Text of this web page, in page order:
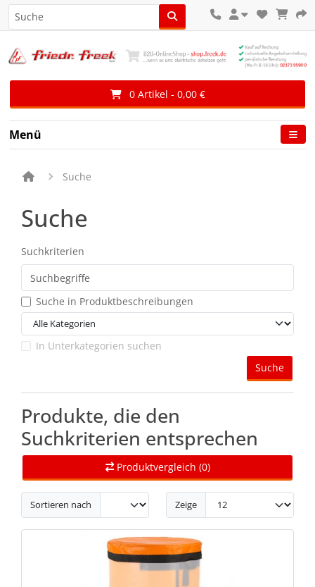
0 Artikel - 0,00 €
Menü
Suche
Suche
Suchkriterien
Suche in Produktbeschreibungen
In Unterkategorien suchen
Suche
Produkte, die den
Suchkriterien entsprechen
Produktvergleich (0)
Sortieren nach Zeige